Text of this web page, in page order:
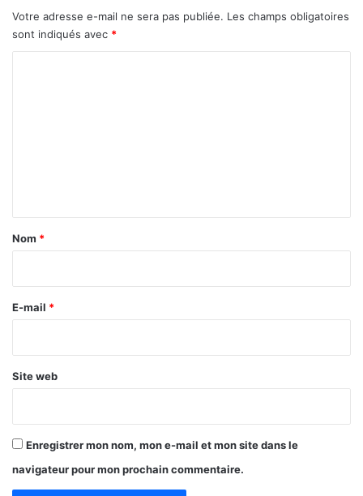
v
e
Votre adresse e-mail ne sera pas publiée. Les champs obligatoires
sont indiqués avec *
a
e
Nom *
E-mail *
Site web
Enregistrer mon nom, mon e-mail et mon site dans le
navigateur pour mon prochain commentaire.